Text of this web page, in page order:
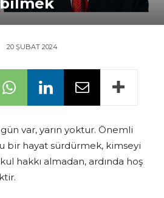
20 ŞUBAT 2024
var, yarın yoktur. Önemli
bir hayat sürdürmek, kimseyi
hakkı almadan, ardında hoş